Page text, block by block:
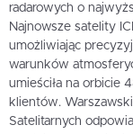
radarowych o
Najnowsze satelity
umożliwiając
warunków
umieściła na orbicie
klientów.
Satelitarnych